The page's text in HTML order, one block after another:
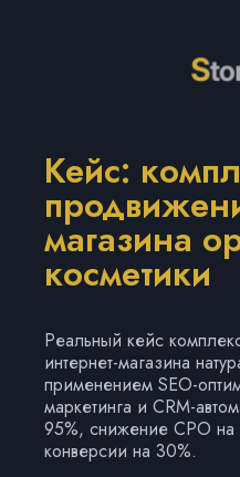
Кейс:
магазина
косметики
Реальный кейс
интернет-магазина
применением SEO-
маркетинга и CRM-
95%, снижение CPO
конверсии на 30%.